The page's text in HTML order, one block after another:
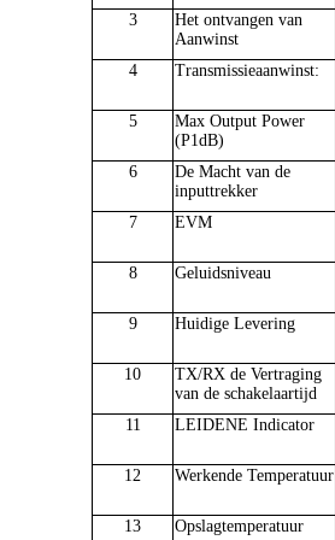
3
Het ontvangen van
Aanwinst
4 Transmissieaanwinst:
5
Max Output Power
(P1dB)
6
De Macht van de
inputtrekker
7 EVM
8
Geluidsniveau
9 Huidige Levering
10
TX/RX de Vertraging
van de schakelaartijd
11 LEIDENE Indicator
12 Werkende Temperatuur
13 Opslagtemperatuur